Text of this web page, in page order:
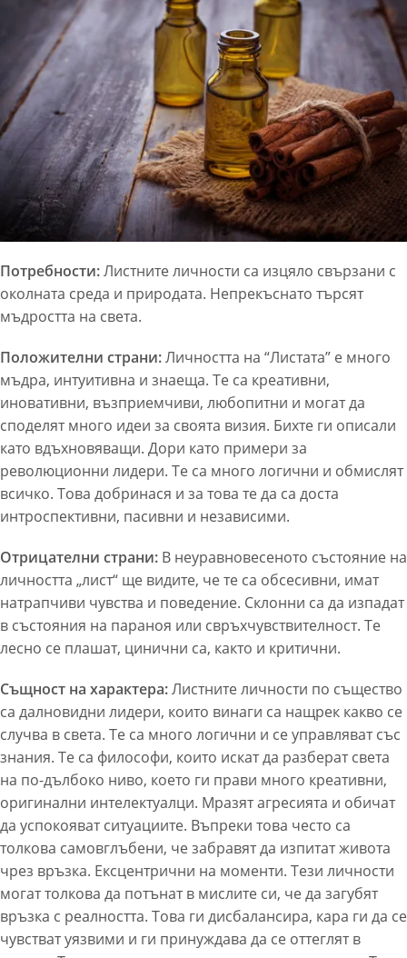
Потребности:Листните личности са изцяло свързани с
околната среда и природата. Непрекъснато търсят
мъдростта на света.
Положителни страни:Личността на “Листата” е много
мъдра, интуитивна и знаеща. Те са креативни,
иновативни, възприемчиви, любопитни и могат да
споделят много идеи за своята визия. Бихте ги описали
като вдъхновяващи. Дори като примери за
революционни лидери. Те са много логични и обмислят
всичко. Това добринася и за това те да са доста
интроспективни, пасивни и независими.
Отрицателни страни: В неуравновесеното състояние на
личността „лист“ ще видите, че те са обсесивни, имат
натрапчиви чувства и поведение. Склонни са да изпадат
в състояния на параноя или свръхчувствителност. Те
лесно се плашат, цинични са, както и критични.
Същност на характера:Листните личности по същество
са далновидни лидери, които винаги са нащрек какво се
случва в света. Те са много логични и се управляват със
знания. Те са философи, които искат да разберат света
на по-дълбоко ниво, което ги прави много креативни,
оригинални интелектуалци. Мразят агресията и обичат
да успокояват ситуациите. Въпреки това често са
толкова самовглъбени, че забравят да изпитат живота
чрез връзка. Ексцентрични на моменти. Тези личности
могат толкова да потънат в мислите си, че да загубят
връзка с реалността. Това ги дисбалансира, кара ги да се
чувстват уязвими и ги принуждава да се оттеглят в